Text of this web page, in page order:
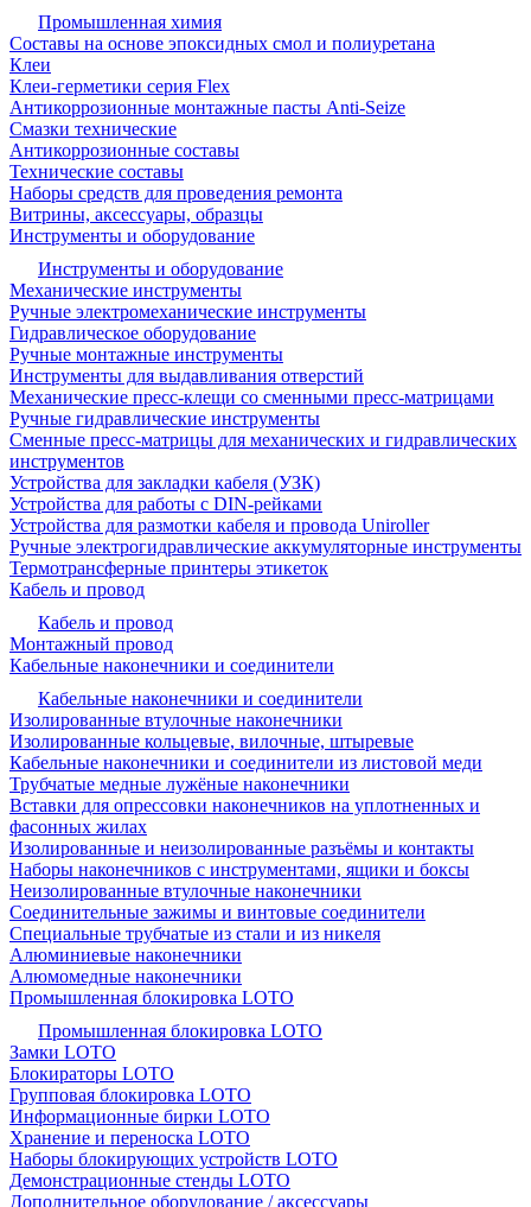
Промышленная химия
Составы на основе эпоксидных смол и полиуретана
Клеи
Клеи-герметики серия Flex
Антикоррозионные монтажные пасты Anti-Seize
Смазки технические
Антикоррозионные составы
Технические составы
Наборы средств для проведения ремонта
Витрины, аксессуары, образцы
Инструменты и оборудование
Инструменты и оборудование
Механические инструменты
Ручные электромеханические инструменты
Гидравлическое оборудование
Ручные монтажные инструменты
Инструменты для выдавливания отверстий
Механические пресс-клещи со сменными пресс-матрицами
Ручные гидравлические инструменты
Сменные пресс-матрицы для механических и гидравлических
инструментов
Устройства для закладки кабеля (УЗК)
Устройства для работы с DIN-рейками
Устройства для размотки кабеля и провода Uniroller
Ручные электрогидравлические аккумуляторные инструменты
Термотрансферные принтеры этикеток
Кабель и провод
Кабель и провод
Монтажный провод
Кабельные наконечники и соединители
Кабельные наконечники и соединители
Изолированные втулочные наконечники
Изолированные кольцевые, вилочные, штыревые
Кабельные наконечники и соединители из листовой меди
Трубчатые медные лужёные наконечники
Вставки для опрессовки наконечников на уплотненных и
фасонных жилах
Изолированные и неизолированные разъёмы и контакты
Наборы наконечников с инструментами, ящики и боксы
Неизолированные втулочные наконечники
Соединительные зажимы и винтовые соединители
Специальные трубчатые из стали и из никеля
Алюминиевые наконечники
Алюмомедные наконечники
Промышленная блокировка LOTO
Промышленная блокировка LOTO
Замки LOTO
Блокираторы LOTO
Групповая блокировка LOTO
Информационные бирки LOTO
Хранение и переноска LOTO
Наборы блокирующих устройств LOTO
Демонстрационные стенды LOTO
Дополнительное оборудование / аксессуары